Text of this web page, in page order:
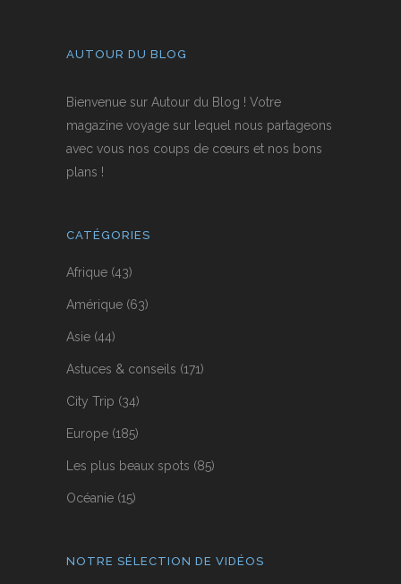
AUTOUR DU BLOG
Bienvenue sur Autour du Blog ! Votre
magazine voyage sur lequel nous partageons
avec vous nos coups de cœurs et nos bons
plans !
CATÉGORIES
Afrique (43)
Amérique (63)
Asie (44)
Astuces & conseils (171)
City Trip (34)
Europe (185)
Les plus beaux spots (85)
Océanie (15)
NOTRE SÉLECTION DE VIDÉOS